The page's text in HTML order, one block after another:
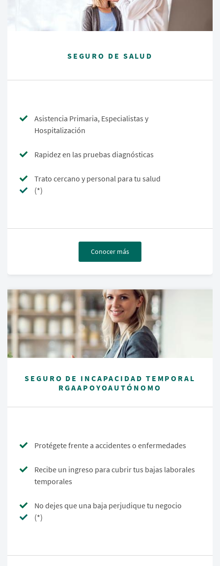
SEGURO DE SALUD
Asistencia Primaria, Especialistas y
Hospitalización
Rapidez en las pruebas diagnósticas
Trato cercano y personal para tu salud
(*)
Conocer más
SEGURO DE INCAPACIDAD TEMPORAL
RGAAPOYOAUTÓNOMO
Protégete frente a accidentes o enfermedades
Recibe un ingreso para cubrir tus bajas laborales
temporales
No dejes que una baja perjudique tu negocio
(*)